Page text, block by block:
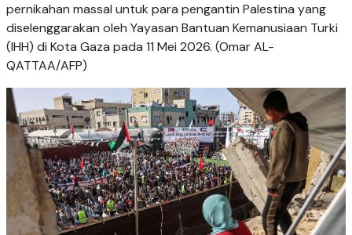
pernikahan massal untuk para pengantin Palestina yang
diselenggarakan oleh Yayasan Bantuan Kemanusiaan Turki
(IHH) di Kota Gaza pada 11 Mei 2026. (Omar AL-
QATTAA/AFP)